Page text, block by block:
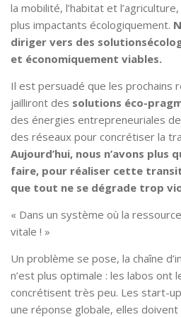
la mobilité, l’habitat et
plus impactants écologiquement.
diriger vers des solutions
et économiquement viables.
Il est persuadé que les prochains
jailliront des solutions éco-
des énergies entrepreneuriales
des réseaux pour concrétiser la
Aujourd’hui, nous n’avons plus
faire, pour réaliser cette
que tout ne se dégrade trop
« Dans un système où la
vitale ! »
Un problème se pose, la chaîne
n’est plus optimale : les labos ont
concrétisent très peu. Les start-
une réponse globale, elles